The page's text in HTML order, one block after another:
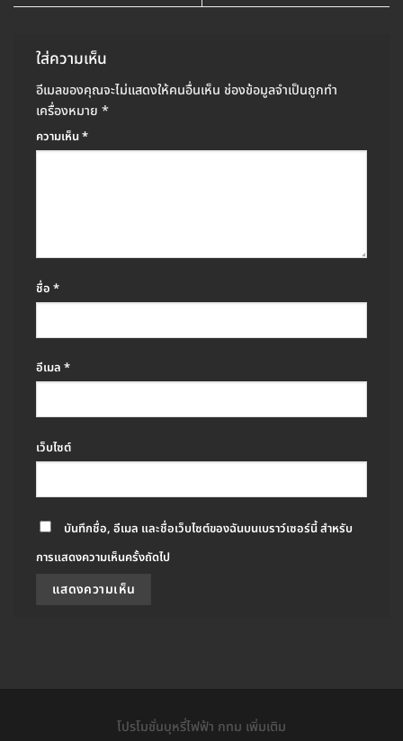
ใส่ความเห็น
อีเมลของคุณจะไม่แสดงให้คนอื่นเห็น ช่องข้อมูลจำเป็นถูกทำ
เครื่องหมาย *
ความเห็น*
ชื่อ *
อีเมล *
เว็บไซต์
บันทึกชื่อ, อีเมล และชื่อเว็บไซต์ของฉันบนเบราว์เซอร์นี้ สำหรับ
การแสดงความเห็นครั้งถัดไป
โปรโมชั่นบุหรี่ไฟฟ้า กทม เพิ่มเติม